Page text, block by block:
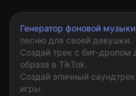
Генератор фоновой музыки